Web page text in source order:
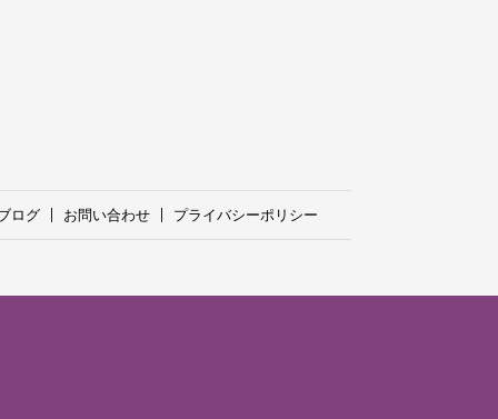
ログ お問い合わせ プライバシーポリシー